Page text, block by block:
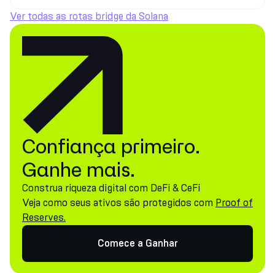
Ver todas as rotas bridge da Solana
Confiança primeiro.
Ganhe mais.
Construa riqueza digital com DeFi & CeFi
Veja como seus ativos são protegidos com Proof of
Reserves.
Comece a Ganhar